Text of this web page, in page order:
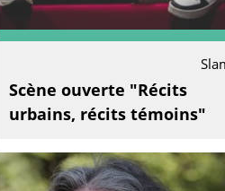
Scène ouverte "Récits
urbains, récits témoins"